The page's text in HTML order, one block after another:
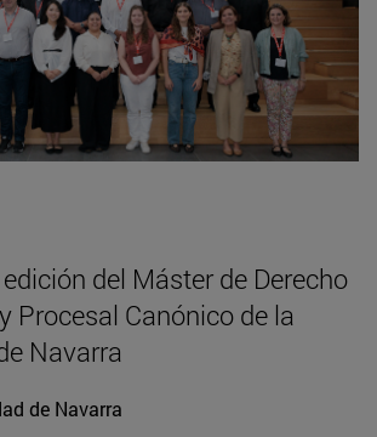
del Máster de Derecho
Procesal Canónico de la
Navarra
de Navarra